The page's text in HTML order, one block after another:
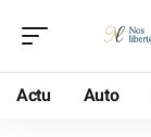
Actu Auto